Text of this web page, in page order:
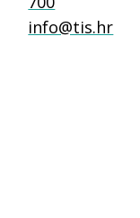
info@tis.hr